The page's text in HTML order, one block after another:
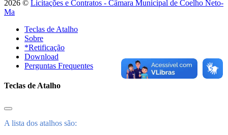
2026 © Licitações e Contratos - Câmara Municipal de Coelho Neto-
Ma
Teclas de Atalho
Sobre
*Retificação
Download
Perguntas Frequentes
Teclas de Atalho
A lista dos atalhos são: